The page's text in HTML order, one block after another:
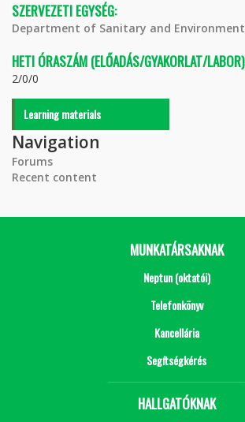
SZERVEZETI EGYSÉG:
Department of Sanitary and
HETI ÓRASZÁM (ELŐADÁS/GYAKORLAT/
2/0/0
Learning materials
Navigation
Forums
Recent content
MUNKATÁRSAKNAK
Neptun (oktatói)
Telefonkönyv
Kancellária
Segítségkérés
HALLGATÓKNAK